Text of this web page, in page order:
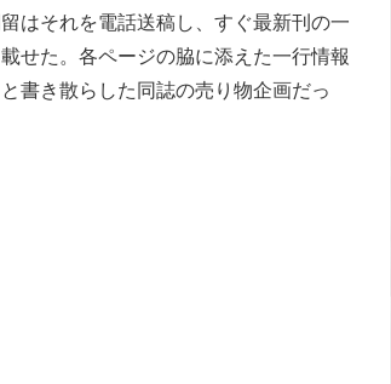
・ドラムが認めた“照ノ富士に激怒され...
はそれを電話送稿し、すぐ最新刊の一
せた。各ページの脇に添えた一行情報
書き散らした同誌の売り物企画だっ